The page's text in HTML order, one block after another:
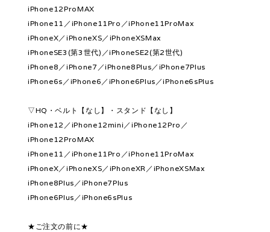
iPhone12ProMAX
iPhone11／iPhone11Pro／iPhone11ProMax
iPhoneX／iPhoneXS／iPhoneXSMax
iPhoneSE3(第3世代)／iPhoneSE2(第2世代)
iPhone8／iPhone7／iPhone8Plus／iPhone7Plus
iPhone6s／iPhone6／iPhone6Plus／iPhone6sPlus
▽HQ・ベルト【なし】・スタンド【なし】
iPhone12／iPhone12mini／iPhone12Pro／
iPhone12ProMAX
iPhone11／iPhone11Pro／iPhone11ProMax
iPhoneX／iPhoneXS／iPhoneXR／iPhoneXSMax
iPhone8Plus／iPhone7Plus
iPhone6Plus／iPhone6sPlus
★ご注文の前に★